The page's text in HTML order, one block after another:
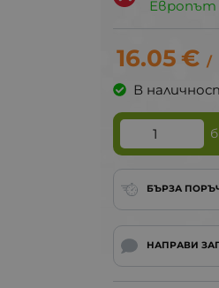
Европът
16.05€ /
В
БЪРЗА
НАПРАВИ